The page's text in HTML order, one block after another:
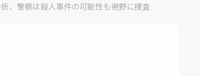
、警察は殺人事件の可能性も視野に捜査